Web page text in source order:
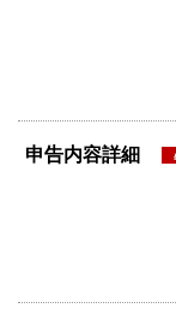
申告内容詳細